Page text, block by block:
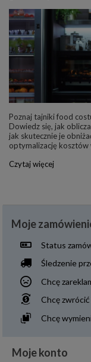
Poznaj tajniki food
Dowiedz się, jak
jak skutecznie je
optymalizację kosztów
Czytaj więcej
Moje
Status
Śledzenie
Chcę
Chcę
Chcę
Moje konto